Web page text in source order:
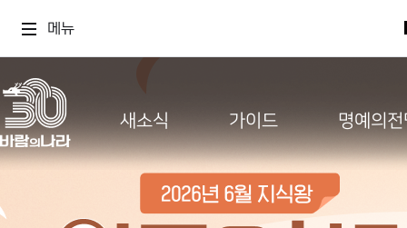
메뉴
새소식 가이드 명예의